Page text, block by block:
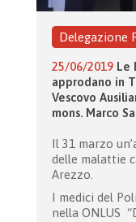
Delegazione
25/06/2019 Le
approdano in
Vescovo
mons. Marco
Il 31 marzo
delle malattie
Arezzo.
I medici del
nella ONLUS